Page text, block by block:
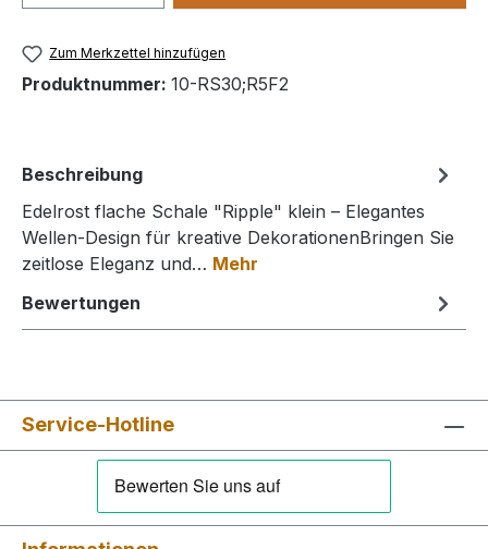
Zum Merkzettel hinzufügen
Produktnummer: 10-RS30;R5F2
Beschreibung
Edelrost flache Schale "Ripple" klein – Elegantes
Wellen-Design für kreative DekorationenBringen Sie
zeitlose Eleganz und… Mehr
Bewertungen
Service-Hotline